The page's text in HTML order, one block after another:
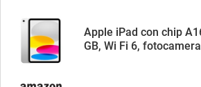
Apple iPad con chip
GB, Wi Fi 6,